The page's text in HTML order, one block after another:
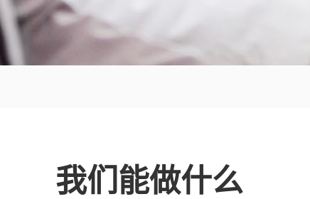
我们能做什么